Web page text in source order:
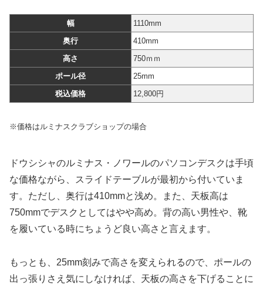
幅
1110mm
奥行
410mm
高さ
750ｍｍ
ポール径
25mm
税込価格
12,800円
※価格はルミナスクラブショップの場合
ドウシシャのルミナス・ノワールのパソコンデスクは手頃
な価格ながら、スライドテーブルが最初から付いていま
す。ただし、奥行は410mmと浅め。また、天板高は
750mmでデスクとしてはやや高め。背の高い男性や、靴
を履いている時にちょうど良い高さと言えます。
もっとも、25mm刻みで高さを変えられるので、ポールの
出っ張りさえ気にしなければ、天板の高さを下げることに